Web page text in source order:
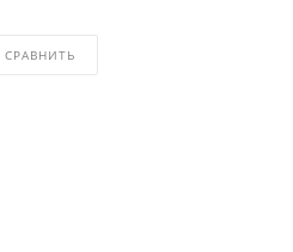
СРАВНИТЬ